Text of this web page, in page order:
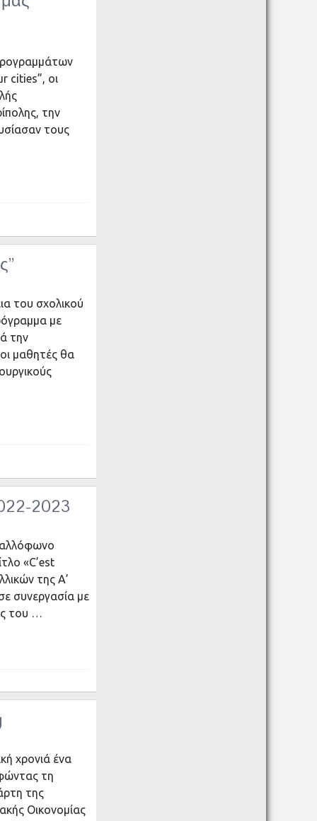
cities”, οι
την
τους
του σχολικού
με
την
μαθητές θα
2023
«C’est
της Α’
συνεργασία με
του …
χρονιά ένα
τη
της
Οικονομίας